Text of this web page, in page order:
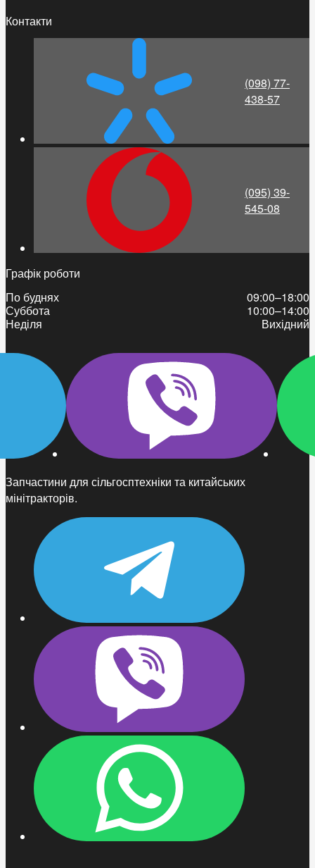
Запчастини для сільгосптехніки та китайських
мінітракторів.
Контакти
(098) 77-
438-57
(095) 39-
545-08
Графік роботи
По буднях
09:00–18:00
Суббота
10:00–14:00
Неділя
Вихідний